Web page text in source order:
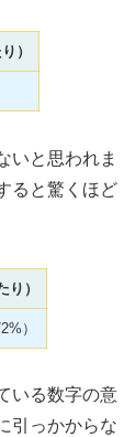
）
いと思われま
ると驚くほど
り）
）
いる数字の意
引っかからな